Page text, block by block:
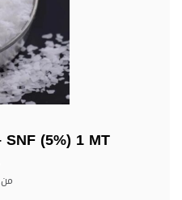
(5%) 1 MT
من